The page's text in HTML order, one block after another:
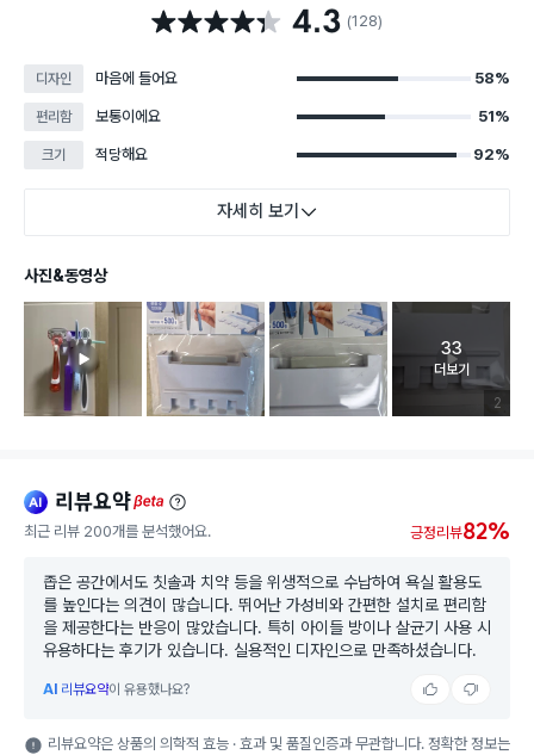
별점 4.3점 4.3 (128)
디자인 마음에 들어요 58%
편리함 보통이에요 51%
크기 적당해요 92%
자세히 보기
사진&동영상
리뷰 이
2
고객 리뷰
33
더보기
ai 리뷰요약beta
최근 리뷰 200개를 분석했어요. 긍정리뷰82%
좁은 공간에서도 칫솔과 치약 등을 위생적으로 수납하여 욕실 활용도
를 높인다는 의견이 많습니다. 뛰어난 가성비와 간편한 설치로 편리함
을 제공한다는 반응이 많았습니다. 특히 아이들 방이나 살균기 사용 시
유용하다는 후기가 있습니다. 실용적인 디자인으로 만족하셨습니다.
AI 리뷰요약이 유용했나요?
리뷰요약은 상품의 의학적 효능 · 효과 및 품질인증과 무관합니다. 정확한 정보는